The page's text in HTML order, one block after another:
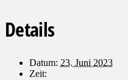
Details
Datum: 23. Juni 2023
Zeit: